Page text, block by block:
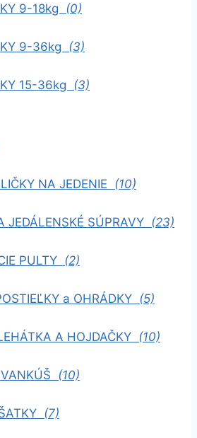
9-18kg (0)
9-36kg (3)
15-36kg (3)
NA JEDENIE (10)
JEDÁLENSKÉ SÚPRAVY (23)
PULTY (2)
a OHRÁDKY (5)
A HOJDAČKY (10)
(10)
(7)